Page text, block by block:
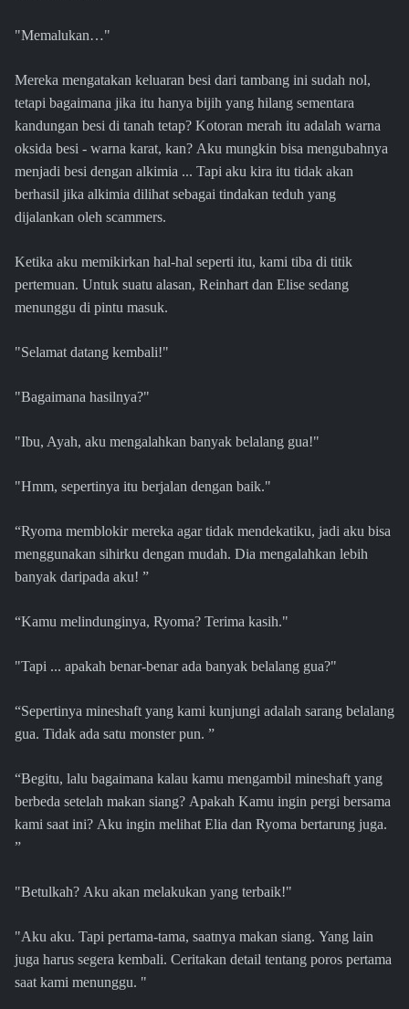
"Memalukan…"
Mereka mengatakan keluaran besi dari tambang ini sudah nol,
tetapi bagaimana jika itu hanya bijih yang hilang sementara
kandungan besi di tanah tetap? Kotoran merah itu adalah warna
oksida besi - warna karat, kan? Aku mungkin bisa mengubahnya
menjadi besi dengan alkimia ... Tapi aku kira itu tidak akan
berhasil jika alkimia dilihat sebagai tindakan teduh yang
dijalankan oleh scammers.
Ketika aku memikirkan hal-hal seperti itu, kami tiba di titik
pertemuan. Untuk suatu alasan, Reinhart dan Elise sedang
menunggu di pintu masuk.
"Selamat datang kembali!"
"Bagaimana hasilnya?"
"Ibu, Ayah, aku mengalahkan banyak belalang gua!"
"Hmm, sepertinya itu berjalan dengan baik."
“Ryoma memblokir mereka agar tidak mendekatiku, jadi aku bisa
menggunakan sihirku dengan mudah. Dia mengalahkan lebih
banyak daripada aku! ”
“Kamu melindunginya, Ryoma? Terima kasih."
"Tapi ... apakah benar-benar ada banyak belalang gua?"
“Sepertinya mineshaft yang kami kunjungi adalah sarang belalang
gua. Tidak ada satu monster pun. ”
“Begitu, lalu bagaimana kalau kamu mengambil mineshaft yang
berbeda setelah makan siang? Apakah Kamu ingin pergi bersama
kami saat ini? Aku ingin melihat Elia dan Ryoma bertarung juga.
”
"Betulkah? Aku akan melakukan yang terbaik!"
"Aku aku. Tapi pertama-tama, saatnya makan siang. Yang lain
juga harus segera kembali. Ceritakan detail tentang poros pertama
saat kami menunggu. "